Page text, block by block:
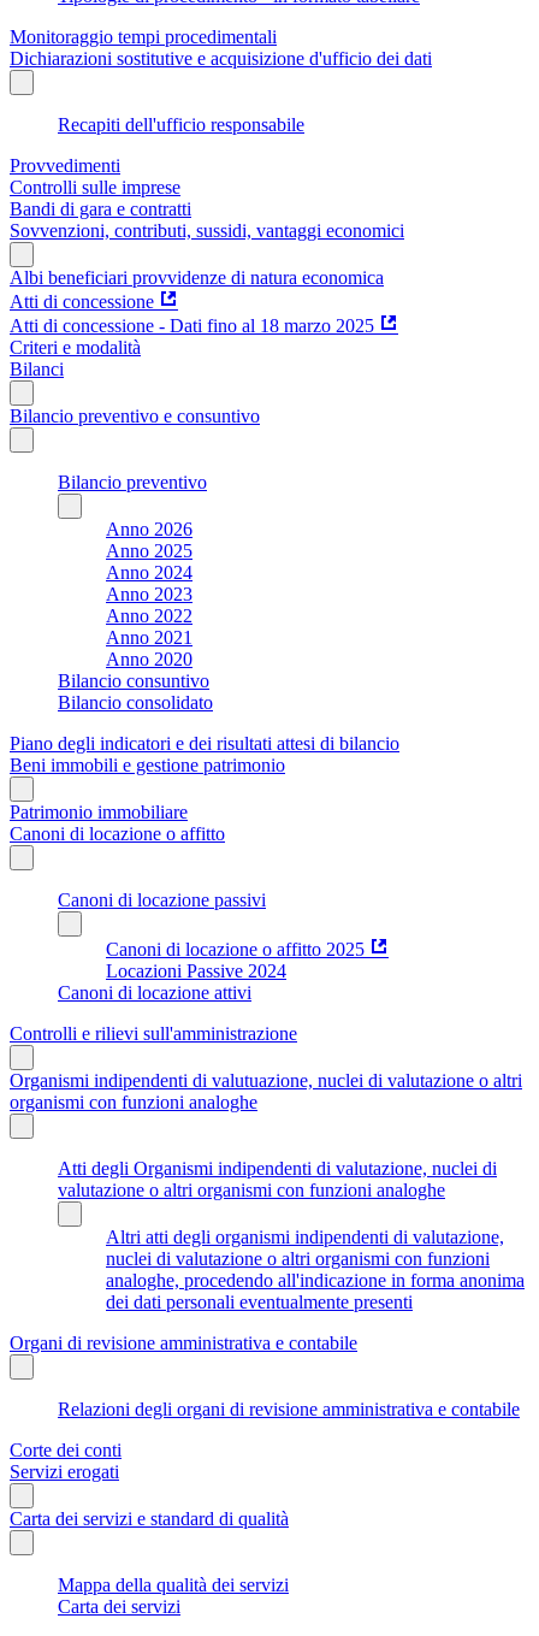
Monitoraggio tempi procedimentali
Dichiarazioni sostitutive e acquisizione d'ufficio dei dati
Recapiti dell'ufficio responsabile
Provvedimenti
Controlli sulle imprese
Bandi di gara e contratti
Sovvenzioni, contributi, sussidi, vantaggi economici
Albi beneficiari provvidenze di natura economica
Atti di concessione
Atti di concessione - Dati fino al 18 marzo 2025
Criteri e modalità
Bilanci
Bilancio preventivo e consuntivo
Bilancio preventivo
Anno 2026
Anno 2025
Anno 2024
Anno 2023
Anno 2022
Anno 2021
Anno 2020
Bilancio consuntivo
Bilancio consolidato
Piano degli indicatori e dei risultati attesi di bilancio
Beni immobili e gestione patrimonio
Patrimonio immobiliare
Canoni di locazione o affitto
Canoni di locazione passivi
Canoni di locazione o affitto 2025
Locazioni Passive 2024
Canoni di locazione attivi
Controlli e rilievi sull'amministrazione
Organismi indipendenti di valutuazione, nuclei di valutazione o altri
organismi con funzioni analoghe
Atti degli Organismi indipendenti di valutazione, nuclei di
valutazione o altri organismi con funzioni analoghe
Altri atti degli organismi indipendenti di valutazione,
nuclei di valutazione o altri organismi con funzioni
analoghe, procedendo all'indicazione in forma anonima
dei dati personali eventualmente presenti
Organi di revisione amministrativa e contabile
Relazioni degli organi di revisione amministrativa e contabile
Corte dei conti
Servizi erogati
Carta dei servizi e standard di qualità
Mappa della qualità dei servizi
Carta dei servizi